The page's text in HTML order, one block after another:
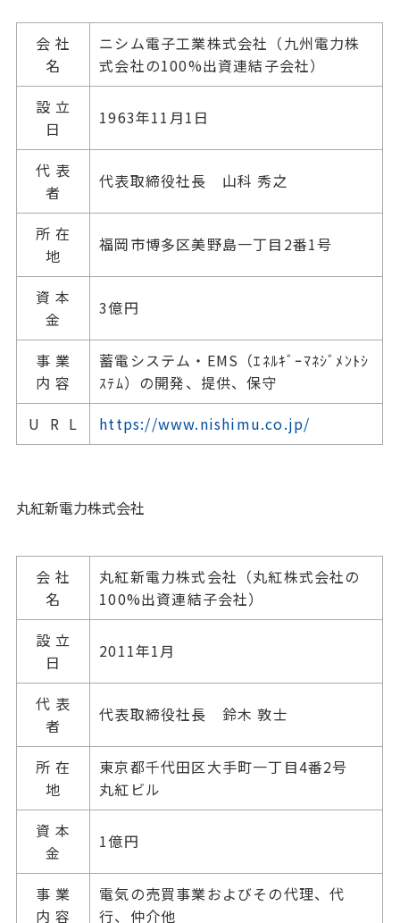
会 社
名
ニシム電子工業株式会社（九州電力株
式会社の100%出資連結子会社）
設 立
日
1963年11月1日
代 表
者
代表取締役社長 山科 秀之
所 在
地
福岡市博多区美野島一丁目2番1号
資 本
金
3億円
事 業
内 容
蓄電システム・ EMS （ｴﾈﾙｷﾞｰﾏﾈｼﾞﾒﾝﾄｼ
ｽﾃﾑ）の開発、提供、保守
U R L
https://www.nishimu.co.jp/
丸紅新電力株式会社
会 社
名
丸紅新電力株式会社（丸紅株式会社の
100%出資連結子会社）
設 立
日
2011年1月
代 表
者
代表取締役社長 鈴木 敦士
所 在
地
東京都千代田区大手町一丁目4番2号
丸紅ビル
資 本
金
1億円
事 業
内 容
電気の売買事業およびその代理、代
行、仲介他